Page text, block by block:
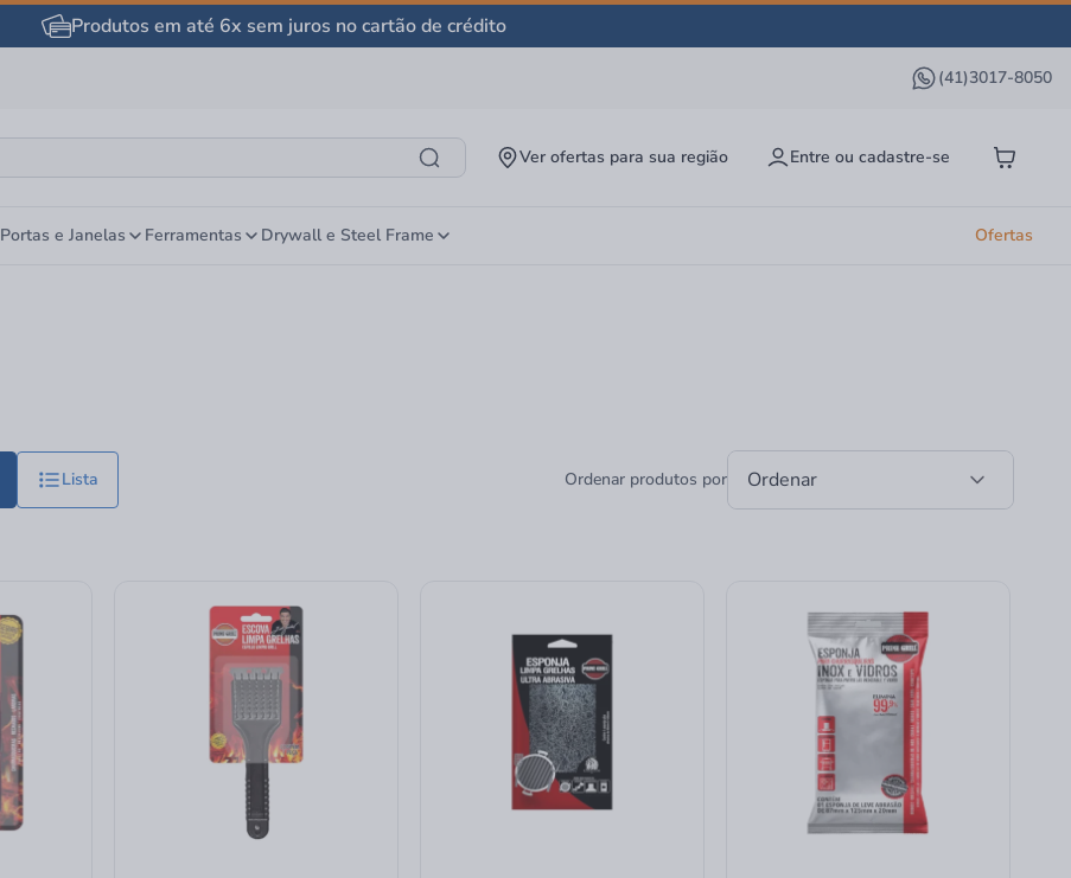
Produtos em até 6x sem juros no cartão de crédito
(41)3017-8050
Ver ofertas para sua região Entre ou cadastre-se
Portas e Janelas Ferramentas Drywall e Steel Frame Ofertas
Lista Ordenar produtos por Ordenar